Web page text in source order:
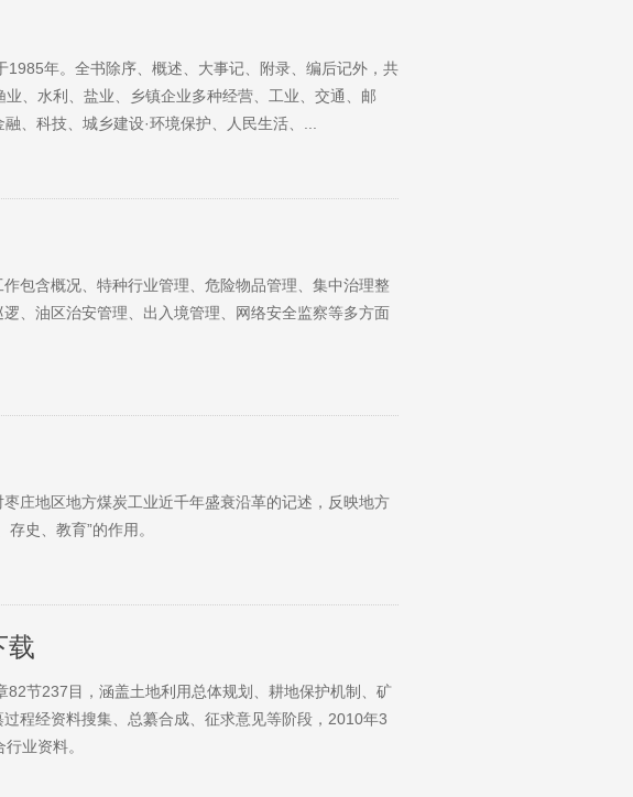
年。全书除序、概述、大事记、附录、编后记外，共
、水利、盐业、乡镇企业多种经营、工业、交通、邮
、科技、城乡建设·环境保护、人民生活、...
包含概况、特种行业管理、危险物品管理、集中治理整
、油区治安管理、出入境管理、网络安全监察等多方面
庄地区地方煤炭工业近千年盛衰沿革的记述，反映地方
史、教育”的作用。
载
节237目，涵盖土地利用总体规划、耕地保护机制、矿
程经资料搜集、总纂合成、征求意见等阶段，2010年3
业资料。